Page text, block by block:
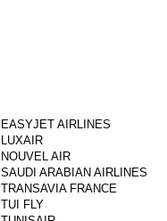
EASYJET AIRLINES
LUXAIR
NOUVEL AIR
SAUDI ARABIAN AIRLINES
TRANSAVIA FRANCE
TUI FLY